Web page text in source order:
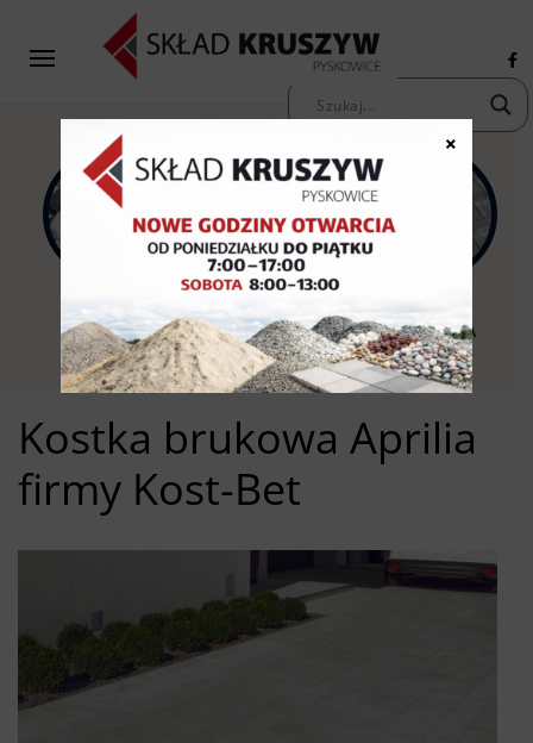
KAMIENIE
OZDOBNE
PIASKI ŻWIRY
KOSTKA
BRUKOWA
Kostka brukowa Aprilia
firmy Kost-Bet
×